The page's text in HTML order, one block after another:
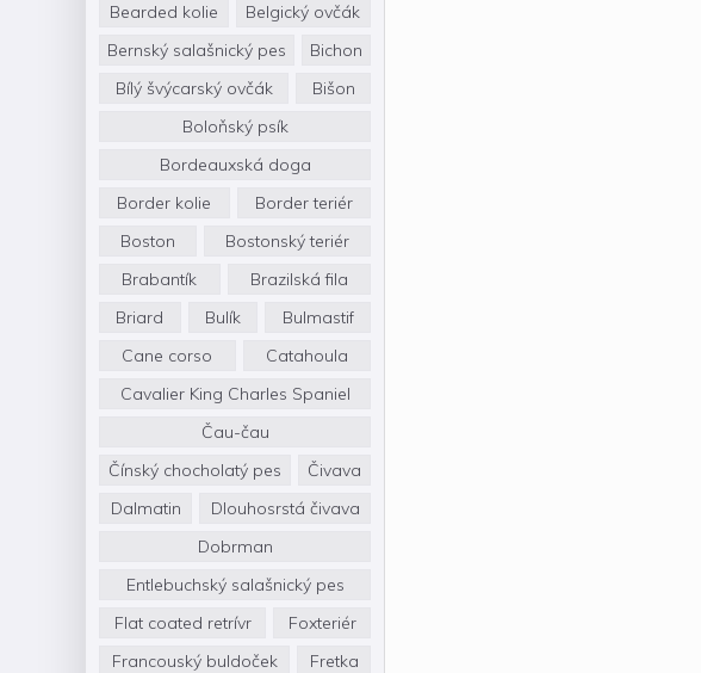
Bearded kolie
Belgický ovčák
Bernský salašnický pes
Bichon
Bílý švýcarský ovčák
Bišon
Boloňský psík
Bordeauxská doga
Border kolie
Border teriér
Boston
Bostonský teriér
Brabantík
Brazilská fila
Briard
Bulík
Bulmastif
Cane corso
Catahoula
Cavalier King Charles Spaniel
Čau-čau
Čínský chocholatý pes
Čivava
Dalmatin
Dlouhosrstá čivava
Dobrman
Entlebuchský salašnický pes
Flat coated retrívr
Foxteriér
Francouský buldoček
Fretka